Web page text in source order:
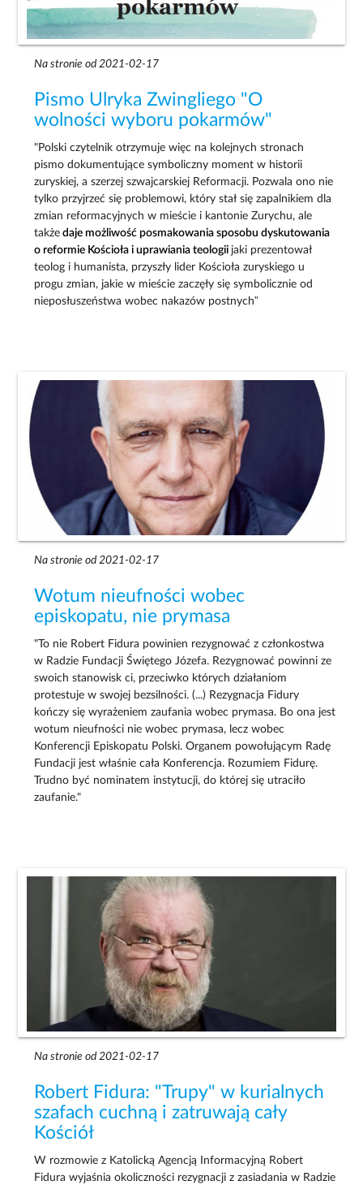
Na stronie od 2021-02-17
Pismo Ulryka Zwingliego "O
wolności wyboru pokarmów"
"Polski czytelnik otrzymuje więc na kolejnych stronach
pismo dokumentujące symboliczny moment w historii
zuryskiej, a szerzej szwajcarskiej Reformacji. Pozwala ono nie
tylko przyjrzeć się problemowi, który stał się zapalnikiem dla
zmian reformacyjnych w mieście i kantonie Zurychu, ale
także daje możliwość posmakowania sposobu dyskutowania
o reformie Kościoła i uprawiania teologiijaki prezentował
teolog i humanista, przyszły lider Kościoła zuryskiego u
progu zmian, jakie w mieście zaczęły się symbolicznie od
nieposłuszeństwa wobec nakazów postnych”
Na stronie od 2021-02-17
Wotum nieufności wobec
episkopatu, nie prymasa
"To nie Robert Fidura powinien rezygnować z członkostwa
w Radzie Fundacji Świętego Józefa. Rezygnować powinni ze
swoich stanowisk ci, przeciwko których działaniom
protestuje w swojej bezsilności. (...) Rezygnacja Fidury
kończy się wyrażeniem zaufania wobec prymasa. Bo ona jest
wotum nieufności nie wobec prymasa, lecz wobec
Konferencji Episkopatu Polski. Organem powołującym Radę
Fundacji jest właśnie cała Konferencja. Rozumiem Fidurę.
Trudno być nominatem instytucji, do której się utraciło
zaufanie."
Na stronie od 2021-02-17
Robert Fidura: "Trupy" w kurialnych
szafach cuchną i zatruwają cały
Kościół
W rozmowie z Katolicką Agencją Informacyjną Robert
Fidura wyjaśnia okoliczności rezygnacji z zasiadania w Radzie